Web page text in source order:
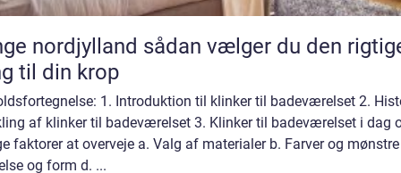
sådan vælger du den rigtige
til din krop
1. Introduktion til klinker til badeværelset 2.
af klinker til badeværelset 3. Klinker til badeværelset i dag
faktorer at overveje a. Valg af materialer b. Farver og
og form d. ...